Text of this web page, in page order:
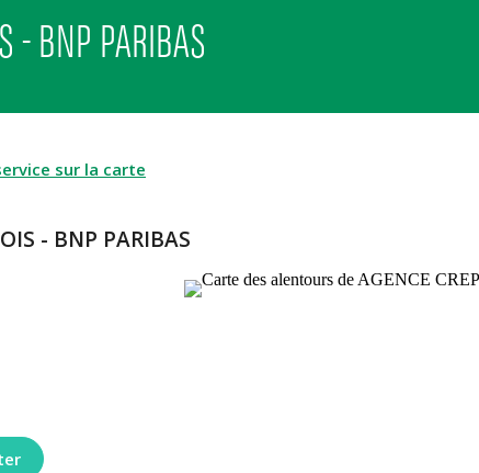
- BNP PARIBAS
sur la carte
- BNP PARIBAS